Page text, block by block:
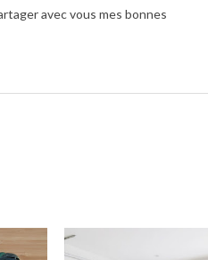
avec vous mes bonnes